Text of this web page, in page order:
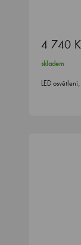
4 740
skladem
LED